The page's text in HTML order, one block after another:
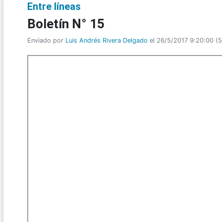
Entre líneas
Boletín N° 15
Enviado por Luis Andrés Rivera Delgado el 26/5/2017 9:20:00 (